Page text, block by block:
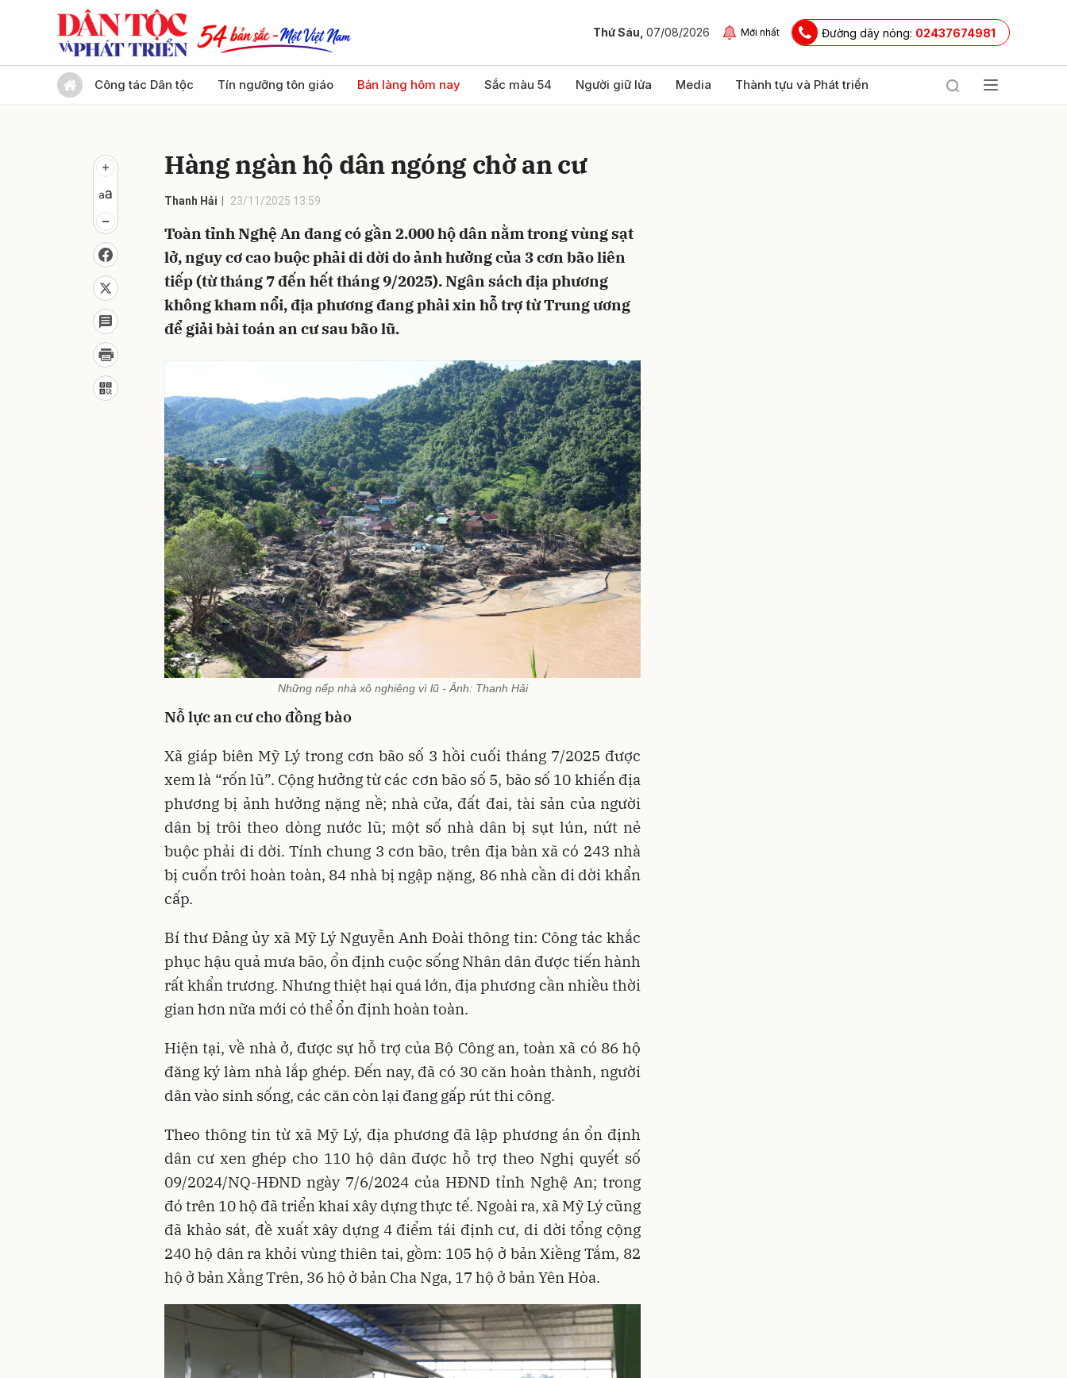
Thứ Sáu, 07/08/2026 Mới nhất Đường dây nóng: 02437674981
Công tác Dân tộc Tín ngưỡng tôn giáo Bản làng hôm nay Sắc màu 54 Người giữ lửa Media Thành tựu và Phát triển
Hàng ngàn hộ dân ngóng chờ an cư
Thanh Hải 23/11/2025 13:59
Toàn tỉnh Nghệ An đang có gần 2.000 hộ dân nằm trong vùng sạt
lở, nguy cơ cao buộc phải di dời do ảnh hưởng của 3 cơn bão liên
tiếp (từ tháng 7 đến hết tháng 9/2025). Ngân sách địa phương
không kham nổi, địa phương đang phải xin hỗ trợ từ Trung ương
để giải bài toán an cư sau bão lũ.
Những nếp nhà xô nghiêng vì lũ - Ảnh: Thanh Hải
Nỗ lực an cư cho đồng bào
Xã giáp biên Mỹ Lý trong cơn bão số 3 hồi cuối tháng 7/2025 được
xem là “rốn lũ”. Cộng hưởng từ các cơn bão số 5, bão số 10 khiến địa
phương bị ảnh hưởng nặng nề; nhà cửa, đất đai, tài sản của người
dân bị trôi theo dòng nước lũ; một số nhà dân bị sụt lún, nứt nẻ
buộc phải di dời. Tính chung 3 cơn bão, trên địa bàn xã có 243 nhà
bị cuốn trôi hoàn toàn, 84 nhà bị ngập nặng, 86 nhà cần di dời khẩn
cấp.
Bí thư Đảng ủy xã Mỹ Lý Nguyễn Anh Đoài thông tin: Công tác khắc
phục hậu quả mưa bão, ổn định cuộc sống Nhân dân được tiến hành
rất khẩn trương. Nhưng thiệt hại quá lớn, địa phương cần nhiều thời
gian hơn nữa mới có thể ổn định hoàn toàn.
Hiện tại, về nhà ở, được sự hỗ trợ của Bộ Công an, toàn xã có 86 hộ
đăng ký làm nhà lắp ghép. Đến nay, đã có 30 căn hoàn thành, người
dân vào sinh sống, các căn còn lại đang gấp rút thi công.
Theo thông tin từ xã Mỹ Lý, địa phương đã lập phương án ổn định
dân cư xen ghép cho 110 hộ dân được hỗ trợ theo Nghị quyết số
09/2024/NQ-HĐND ngày 7/6/2024 của HĐND tỉnh Nghệ An; trong
đó trên 10 hộ đã triển khai xây dựng thực tế. Ngoài ra, xã Mỹ Lý cũng
đã khảo sát, đề xuất xây dựng 4 điểm tái định cư, di dời tổng cộng
240 hộ dân ra khỏi vùng thiên tai, gồm: 105 hộ ở bản Xiềng Tắm, 82
hộ ở bản Xằng Trên, 36 hộ ở bản Cha Nga, 17 hộ ở bản Yên Hòa.
Gửi bình luận